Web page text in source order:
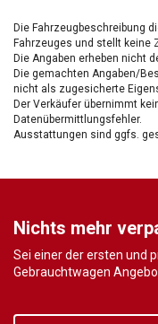
Die Fahrzeugbeschreibung
Fahrzeuges und stellt keine
Die Angaben erheben nicht
Die gemachten Angaben/
nicht als zugesicherte
Der Verkäufer übernimmt
Datenübermittlungsfehler.
Ausstattungen sind ggfs.
Nichts mehr
Sei einer der ersten und
Gebrauchtwagen